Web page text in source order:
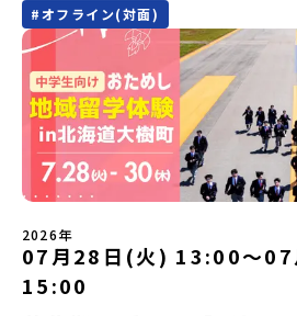
でみませんか？体験のおすすめポイント体
定）＜１日目＞（PM）「オリエンテーシ
「有田工業高校見学」 -陶芸技術をまな
なび場を体験 -デザインセンスをまなぶ
場を体験「フィールドワーク」 -有田の
の歴史的な町並みを体感する「有田焼絵
人さんからまなぶ！有田焼伝統の「絵付
（協力：clay studio）「みんなで楽し
り -仲間や地元の高校生、町の大人たち
（AM）「1日目の振り返り」「ワーク
（PM）「ランチ/お土産タイム」解散※天
ってプログラムを変更する場合がございま
所】佐賀県 有田町（ありたちょう）【実
月5日（日）※参加が確定した方には6月
に登場する町！北海道の「アイヌ文化継
してみませんか？「地元以外の地域の暮
学してみたい！」「アイヌ文化の歴史や
自分の手で探求したい！」「自然が好き
い！」そんな中学生のみなさんにおすす
験」は、日本全国約200の高校と連携し
を送る「地域みらい留学」をプチ体験で
めてのひとり旅でも安心！現地でもスタ
いたします。今回のフィールドは「北海
う）」北海道の南に位置する平取町（び
然と「アイヌ文化」が継承されている町
す。町名の「平取（びらとり）」は、ア
（崖の間を意味）という言葉から名付け
大きな山々が連なる「幌尻岳（ぽろしり
本一の広さを誇る「すずらん」が咲く花
#オフライン(対面)
2026年
07月28日(火) 13:00〜
15:00